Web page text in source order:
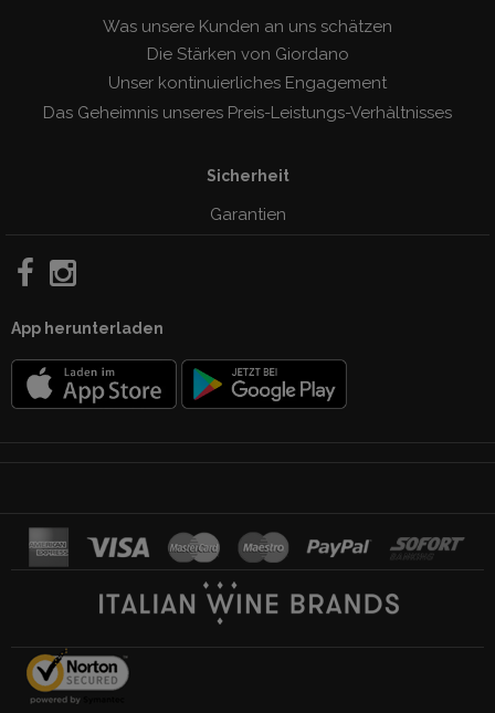
Was unsere Kunden an uns schätzen
Die Stärken von Giordano
Unser kontinuierliches Engagement
Das Geheimnis unseres Preis-Leistungs-Verhàltnisses
Sicherheit
Garantien
App herunterladen